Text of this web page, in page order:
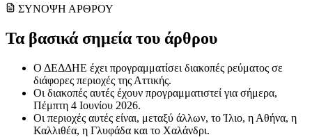
ΣΥΝΟΨΗ ΑΡΘΡΟΥ
Τα βασικά σημεία του άρθρου
Ο ΔΕΔΔΗΕ έχει προγραμματίσει διακοπές ρεύματος σε
διάφορες περιοχές της Αττικής.
Οι διακοπές αυτές έχουν προγραμματιστεί για σήμερα,
Πέμπτη 4 Ιουνίου 2026.
Οι περιοχές αυτές είναι, μεταξύ άλλων, το Ίλιο, η Αθήνα, η
Καλλιθέα, η Γλυφάδα και το Χαλάνδρι.